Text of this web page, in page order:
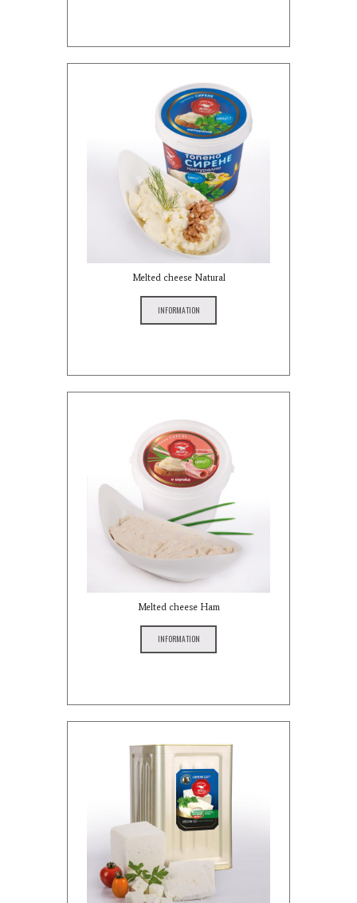
Melted cheese Natural
INFORMATION
Melted cheese Ham
INFORMATION